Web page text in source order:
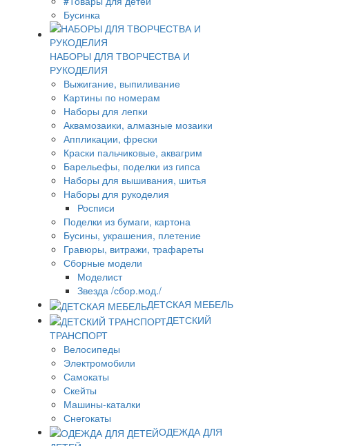
Бусинка
НАБОРЫ ДЛЯ ТВОРЧЕСТВА И
РУКОДЕЛИЯ
Выжигание, выпиливание
Картины по номерам
Наборы для лепки
Аквамозаики, алмазные мозаики
Аппликации, фрески
Краски пальчиковые, аквагрим
Барельефы, поделки из гипса
Наборы для вышивания, шитья
Наборы для рукоделия
Росписи
Поделки из бумаги, картона
Бусины, украшения, плетение
Гравюры, витражи, трафареты
Сборные модели
Моделист
Звезда /сбор.мод./
ДЕТСКАЯ МЕБЕЛЬ
ДЕТСКИЙ
ТРАНСПОРТ
Велосипеды
Электромобили
Самокаты
Скейты
Машины-каталки
Снегокаты
ОДЕЖДА ДЛЯ